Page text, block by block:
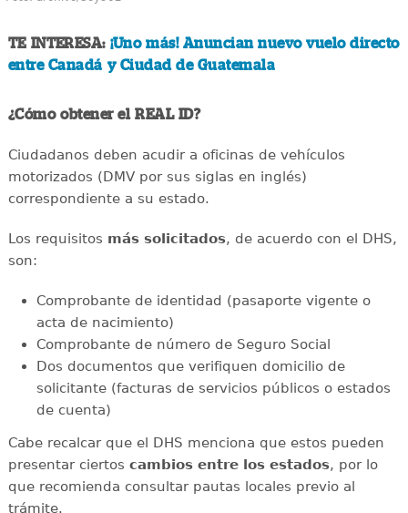
TE INTERESA: ¡Uno más! Anuncian nuevo vuelo directo
entre Canadá y Ciudad de Guatemala
¿Cómo obtener el REAL ID?
Ciudadanos deben acudir a oficinas de vehículos
motorizados (DMV por sus siglas en inglés)
correspondiente a su estado.
Los requisitos más solicitados, de acuerdo con el DHS,
son:
Comprobante de identidad (pasaporte vigente o
acta de nacimiento)
Comprobante de número de Seguro Social
Dos documentos que verifiquen domicilio de
solicitante (facturas de servicios públicos o estados
de cuenta)
Cabe recalcar que el DHS menciona que estos pueden
presentar ciertos cambios entre los estados, por lo
que recomienda consultar pautas locales previo al
trámite.